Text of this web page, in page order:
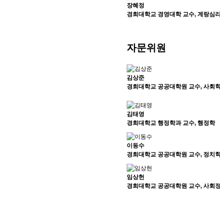
장혜정
경희대학교 경영대학 교수, 계랑심
자문위원
김상준
경희대학교 공공대학원 교수, 사회
김태영
경희대학교 행정학과 교수, 행정학
이동수
경희대학교 공공대학원 교수, 정치
임상헌
경희대학교 공공대학원 교수, 사회